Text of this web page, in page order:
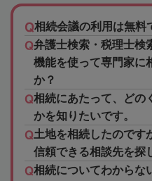
相続会議の利用は無料
弁護士検索・税理士検
機能を使って専門家に
か？
相続にあたって、どの
かを知りたいです。
土地を相続したのです
信頼できる相談先を探
相続についてわからな